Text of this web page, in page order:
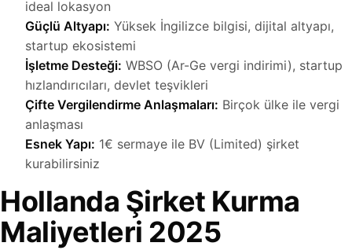
ideal lokasyon
Güçlü Altyapı: Yüksek İngilizce bilgisi, dijital altyapı,
startup ekosistemi
İşletme Desteği: WBSO (Ar-Ge vergi indirimi), startup
hızlandırıcıları, devlet teşvikleri
Çifte Vergilendirme Anlaşmaları: Birçok ülke ile vergi
anlaşması
Esnek Yapı: 1€ sermaye ile BV (Limited) şirket
kurabilirsiniz
Hollanda Şirket Kurma
Maliyetleri 2025